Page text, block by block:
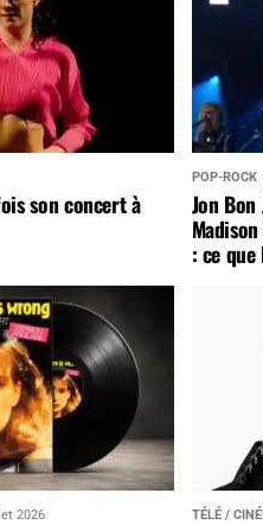
son concert à
POP-ROCK
Jon
: ce
2026 TÉLÉ /